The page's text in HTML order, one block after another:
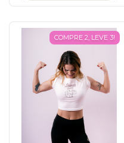
COMPRE 2, LEVE 3!